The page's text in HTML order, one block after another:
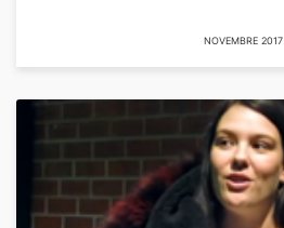
NOVEMBRE 2017